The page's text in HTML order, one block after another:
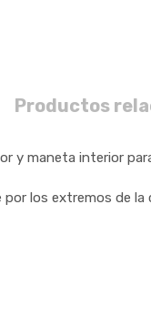
Productos
y maneta interior
los extremos de